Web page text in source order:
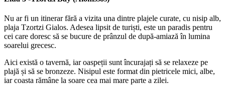
Nu ar fi un itinerar fără a vizita una dintre plajele curate, cu nisip alb,
plaja Tzortzi Gialos. Adesea lipsit de turiști, este un paradis pentru
cei care doresc să se bucure de prânzul de după-amiază în lumina
soarelui grecesc.
Aici există o tavernă, iar oaspeții sunt încurajați să se relaxeze pe
plajă și să se bronzeze. Nisipul este format din pietricele mici, albe,
iar coasta rămâne la soare cea mai mare parte a zilei.